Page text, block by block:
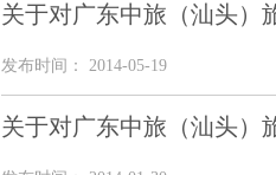
关于对广东中旅（汕头）
发布时间： 2014-05-19
关于对广东中旅（汕头）